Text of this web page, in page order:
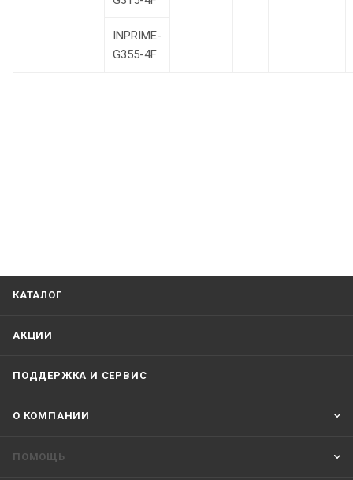
INPRIME-
G355-4F
КАТАЛОГ
АКЦИИ
ПОДДЕРЖКА И СЕРВИС
О КОМПАНИИ
ПОМОЩЬ